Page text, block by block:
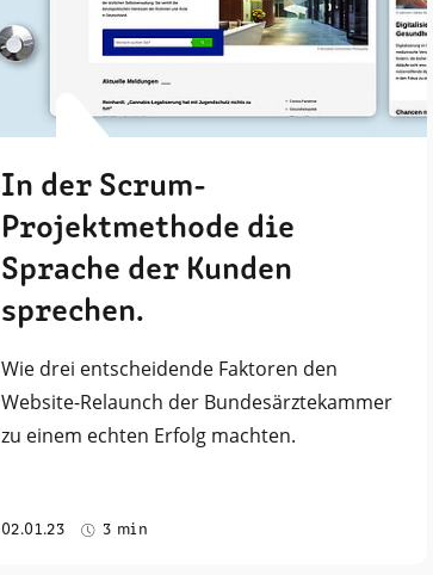
In der Scrum-
Projektmethode die
Sprache der Kunden
sprechen.
Wie drei entscheidende Faktoren den
Website-Relaunch der Bundesärztekammer
zu einem echten Erfolg machten.
02.01.23 3 min